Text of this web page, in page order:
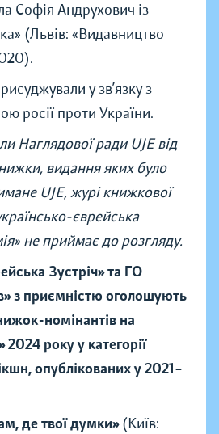
Софія Андрухович із
(Львів: «Видавництво
у зв’язку з
росії проти України.
Наглядової ради UJE від
видання яких було
UJE, журі книжкової
єврейська
не приймає до розгляду.
Зустріч» та ГО
з приємністю оголошують
номінантів на
року у категорії
опублікованих у 2021–
де твої думки»(Київ: